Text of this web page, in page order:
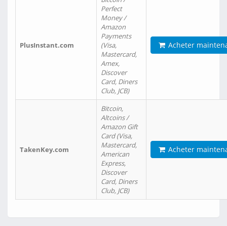
PlusInstant.com
Perfect
Money /
Amazon
Payments
(Visa,
Mastercard,
Amex,
Discover
Card, Diners
Club, JCB)
Acheter
TakenKey.com
Bitcoin,
Altcoins /
Amazon Gift
Card (Visa,
Mastercard,
American
Express,
Discover
Card, Diners
Club, JCB)
Acheter